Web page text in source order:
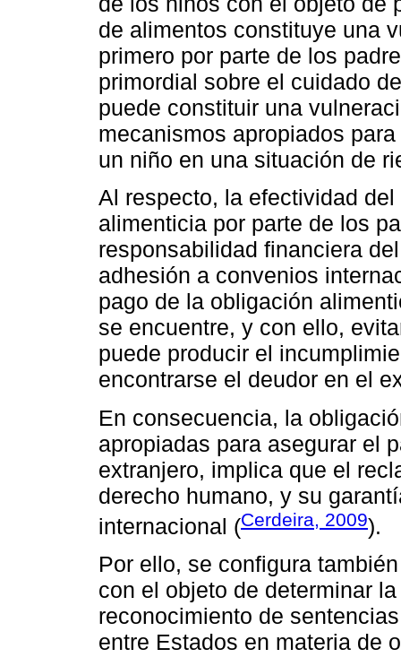
de alimentos constituye una
primero por parte de los
primordial sobre el cuidado
puede constituir una
mecanismos apropiados
un niño en una situación de
Al respecto, la efectividad
alimenticia por parte de los
responsabilidad financiera
adhesión a convenios
pago de la obligación
se encuentre, y con ello,
puede producir el
encontrarse el deudor en el
En consecuencia, la
apropiadas para asegurar el
extranjero, implica que el
derecho humano, y su
internacional (Cerdeira, 2009).
Por ello, se configura
con el objeto de determinar
reconocimiento de
entre Estados en materia de